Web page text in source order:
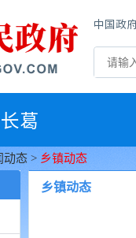
中国政
葛
动态 > 乡镇动态
乡镇动态